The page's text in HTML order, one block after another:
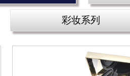
彩妆系列